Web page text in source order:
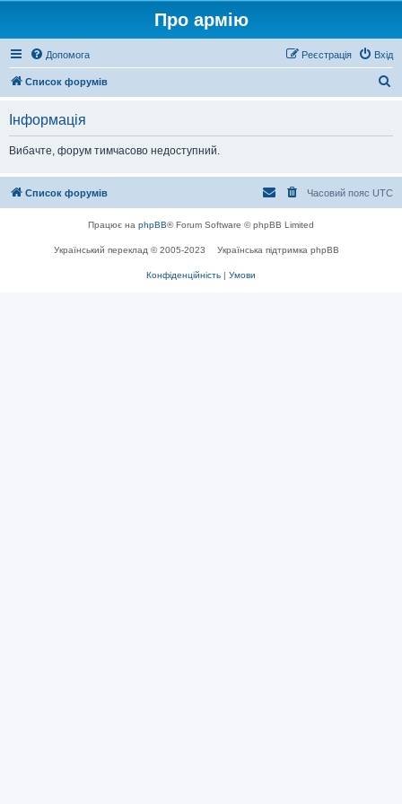
Про армію
Допомога Вхід
Реєстрація
Список форумів
Інформація
Вибачте, форум тимчасово недоступний.
Список форумів Часовий пояс UTC
Працює на phpBB® Forum Software © phpBB Limited
Український переклад © 2005-2023 Українська підтримка phpBB
Конфіденційність | Умови